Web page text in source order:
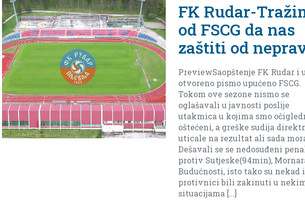
FK Rudar-Tražimo
od FSCG da nas
zaštiti od nepravde
PreviewSaopštenje FK Rudar i ujedno
otvoreno pismo upućeno FSCG.
Tokom ove sezone nismo se
oglašavali u javnosti poslije
utakmica u kojima smo očigledno
oštećeni, a greške sudija direktno
uticale na rezultat ali sada moramo.
Dešavali se se nedosuđeni penali
protiv Sutjeske(94min), Mornara,
Budućnosti, isto tako su nekad i naši
protivnici bili zakinuti u nekim
situacijama […]